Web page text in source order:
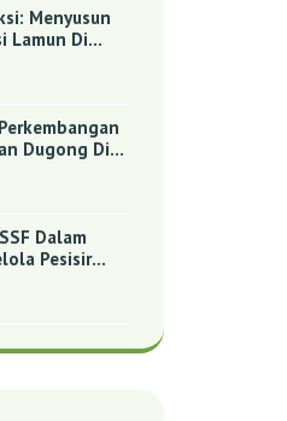
Menyusun
Lamun Di
Dugong Di
Ilmiah
Dalam
Pesisir
Di
Riau